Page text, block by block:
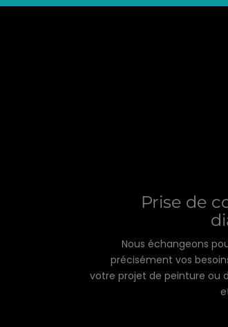
Prise de
Nous échangeons
précisément vos
votre projet de peinture ou